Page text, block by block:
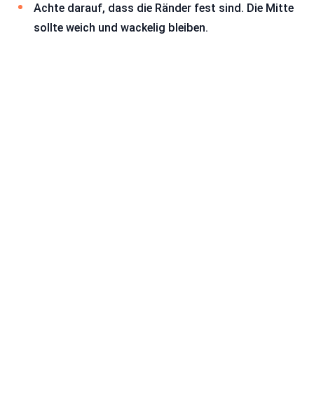
Achte darauf, dass die Ränder fest sind. Die Mitte
sollte weich und wackelig bleiben.